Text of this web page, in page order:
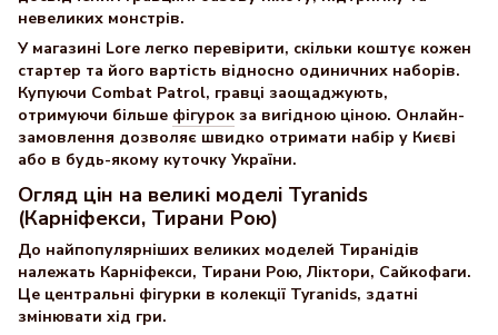
невеликих монстрів.
У магазині Lore легко перевірити, скільки коштує кожен
стартер та його вартість відносно одиничних наборів.
Купуючи Combat Patrol, гравці заощаджують,
отримуючи більше фігурок за вигідною ціною. Онлайн-
замовлення дозволяє швидко отримати набір у Києві
або в будь-якому куточку України.
Огляд цін на великі моделі Tyranids
(Карніфекси, Тирани Рою)
До найпопулярніших великих моделей Тиранідів
належать Карніфекси, Тирани Рою, Ліктори, Сайкофаги.
Це центральні фігурки в колекції Tyranids, здатні
змінювати хід гри.